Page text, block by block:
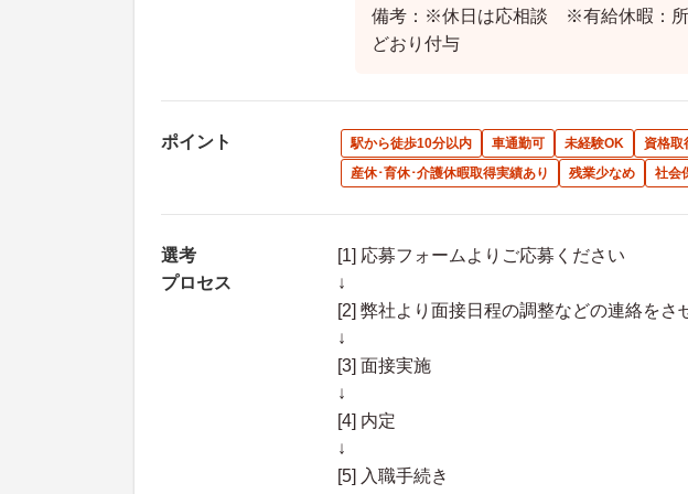
備考：※休日は応相談 ※有給休暇：所
どおり付与
ポイント 駅から徒歩10分以内 車通勤可 未経験OK 資格取
産休･育休･介護休暇取得実績あり
残業少なめ 社会
選考
プロセス
[1] 応募フォームよりご応募ください
↓
[2] 弊社より面接日程の調整などの連絡をさ
↓
[3] 面接実施
↓
[4] 内定
↓
[5] 入職手続き